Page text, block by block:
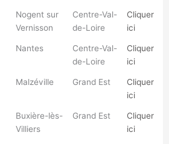
Nogent sur
Vernisson
Centre-Val-
de-Loire
Cliquer
ici
Nantes
Centre-Val-
de-Loire
Cliquer
ici
Malzéville Grand Est
Cliquer
ici
Buxière-lès-
Villiers
Grand Est
Cliquer
ici